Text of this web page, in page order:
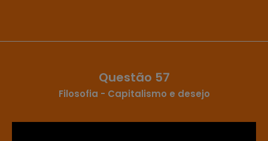
Questão 57
Filosofia - Capitalismo e desejo